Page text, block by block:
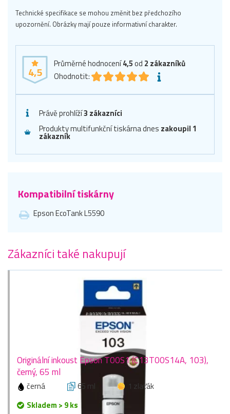
Technické specifikace se mohou změnit bez předchozího
upozornění. Obrázky mají pouze informativní charakter.
4,5
Průměrné hodnocení4,5od 2 zákazníků
Ohodnotit:
Právě prohlíží3 zákazníci
Produkty multifunkční tiskárna dnes zakoupil 1
zákazník
Kompatibilní tiskárny
Epson EcoTank L5590
Zákazníci také nakupují
Originální inkoust Epson T00S1 (C13T00S14A, 103),
černý, 65 ml
černá 65 ml
1 zlaťák
Skladem > 9 ks